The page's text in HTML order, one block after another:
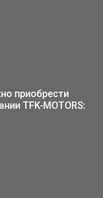
приобрести
TFK-MOTORS: